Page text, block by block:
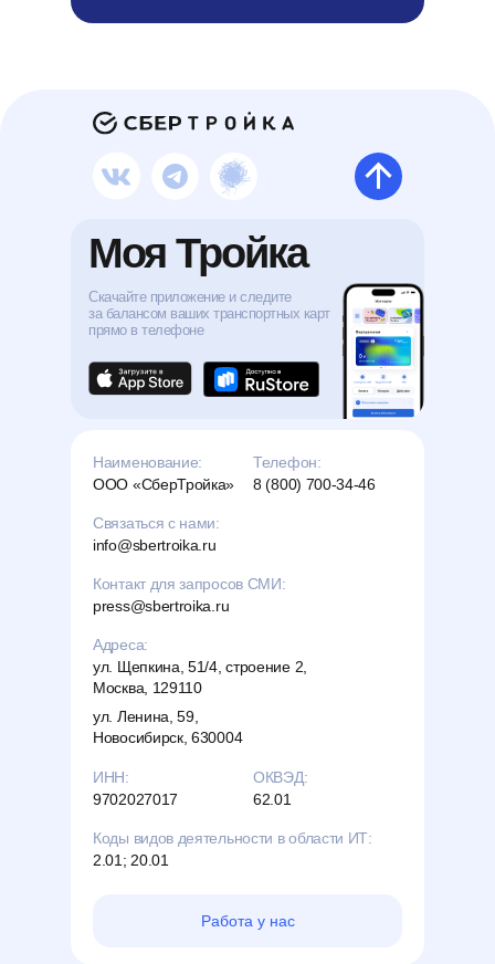
Моя Тройка
Скачайте приложение и следите
за балансом ваших транспортных карт
прямо в телефоне
Связаться с нами:
info@sbertroika.ru
ОКВЭД:
62.01
Контакт для запросов СМИ:
press@sbertroika.ru
Адрес:
ул. Ленина, 59,
Новосибирск, 630004
ул. Щепкина, 51/4, строение 2,
Москва, 129110
Связаться с нами:
info@sbertroika.ru
Работа у нас
Связаться с нами:
info@sbertroika.ru
ОКВЭД:
62.01
Телефон:
8 (800) 700-34-46
Наименование:
ООО «СберТройка»
Контакт для запросов СМИ:
press@sbertroika.ru
Адреса:
ул. Ленина, 59,
Новосибирск, 630004
ул. Щепкина, 51/4, строение 2,
Москва, 129110
Коды видов деятельности в области ИТ:
2.01; 20.01
ИНН:
9702027017